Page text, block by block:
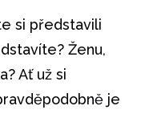
si představili
Ženu,
Ať už si
je